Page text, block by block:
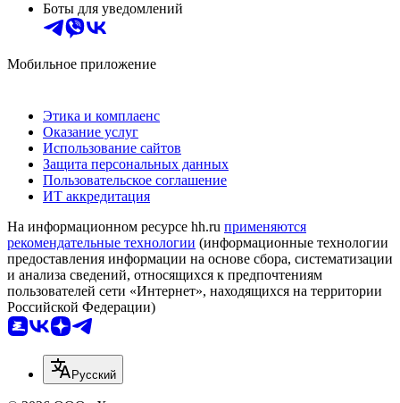
Боты для уведомлений
Мобильное приложение
Этика и комплаенс
Оказание услуг
Использование сайтов
Защита персональных данных
Пользовательское соглашение
ИТ аккредитация
На информационном ресурсе hh.ru применяются
рекомендательные технологии (информационные технологии
предоставления информации на основе сбора, систематизации
и анализа сведений, относящихся к предпочтениям
пользователей сети «Интернет», находящихся на территории
Российской Федерации)
Русский